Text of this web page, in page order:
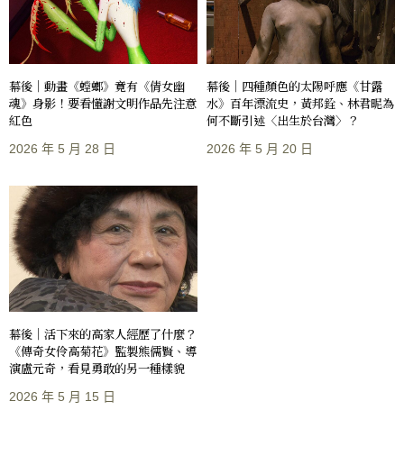
幕後｜動畫《螳螂》竟有《倩女幽
魂》身影！要看懂謝文明作品先注意
紅色
2026 年 5 月 28 日
幕後｜四種顏色的太陽呼應《甘露
水》百年漂流史，黃邦銓、林君昵為
何不斷引述〈出生於台灣〉？
2026 年 5 月 20 日
幕後｜活下來的高家人經歷了什麼？
《傳奇女伶高菊花》監製熊儒賢、導
演盧元奇，看見勇敢的另一種樣貌
2026 年 5 月 15 日